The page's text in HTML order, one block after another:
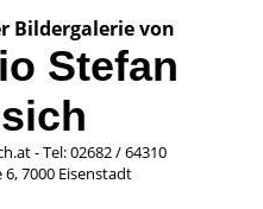
Bildergalerie von
Stefan
- Tel: 02682 / 64310
7000 Eisenstadt